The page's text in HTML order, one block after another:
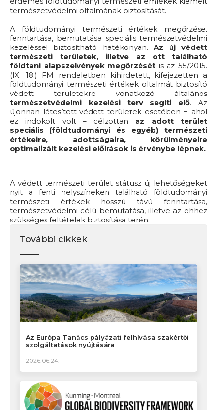
természetvédelmi oltalmának biztosítását.
A földtudományi természeti értékek megőrzése,
fenntartása, bemutatása speciális természetvédelmi
kezeléssel biztosítható hatékonyan.Az új védett
természeti területek, illetve az ott található
földtani alapszelvények megőrzését is az 55/2015.
(IX. 18.) FM rendeletben kihirdetett, kifejezetten a
földtudományi természeti értékek oltalmát biztosító
védett területekre vonatkozó általános
természetvédelmi kezelési terv segíti elő. Az
újonnan létesített védett területek esetében − ahol
ez indokolt volt – célzottan az adott terület
speciális (földtudományi és egyéb) természeti
értékeire, adottságaira, körülményeire
optimalizált kezelési előírások is érvénybe lépnek.
A védett természeti terület státusz új lehetőségeket
nyit a fenti helyszíneken található földtudományi
természeti értékek hosszú távú fenntartása,
természetvédelmi célú bemutatása, illetve az ehhez
szükséges feltételek biztosítása terén.
További cikkek
Az Európa Tanács pályázati felhívása szakértői
szolgáltatások nyújtására
2026.06.24.